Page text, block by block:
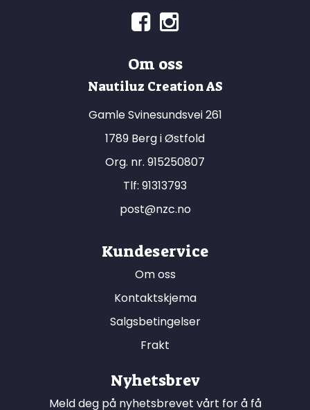
Om oss
Nautiluz Creation AS
Gamle Svinesundsvei 261
1789 Berg i Østfold
Org. nr. 915250807
Tlf: 91313793
post@nzc.no
Kundeservice
Om oss
Kontaktskjema
Salgsbetingelser
Frakt
Nyhetsbrev
Meld deg på nyhetsbrevet vårt for å få